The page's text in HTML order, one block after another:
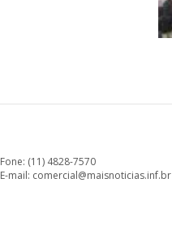
Fone: (11) 4828-7570
E-mail: comercial@maisnoticias.inf.br